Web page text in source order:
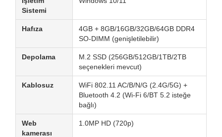
Sistemi
Hafıza
4GB + 8GB/16GB/32GB/64GB DDR4
SO-DIMM (genişletilebilir)
Depolama
M.2 SSD (256GB/512GB/1TB/2TB
seçenekleri mevcut)
Kablosuz
WiFi 802.11 AC/B/N/G (2.4G/5G) +
Bluetooth 4.2 (Wi-Fi 6/BT 5.2 isteğe
bağlı)
Web
kamerası
1.0MP HD (720p)